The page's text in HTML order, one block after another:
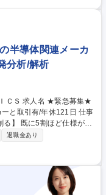
仕事を進めるため、 ス
境です。＝
半導体関連メーカ
分析/解析
急募集★
取引有/年休121日 仕事
る】 既に5割ほど仕様が定
す。数値の裏側にある原
大きな業務です。 大手
の試作検証を担当しま
および製造工程へのフィ
分析のみならず、自ら工
密に連携し、試作品の
退職金あり